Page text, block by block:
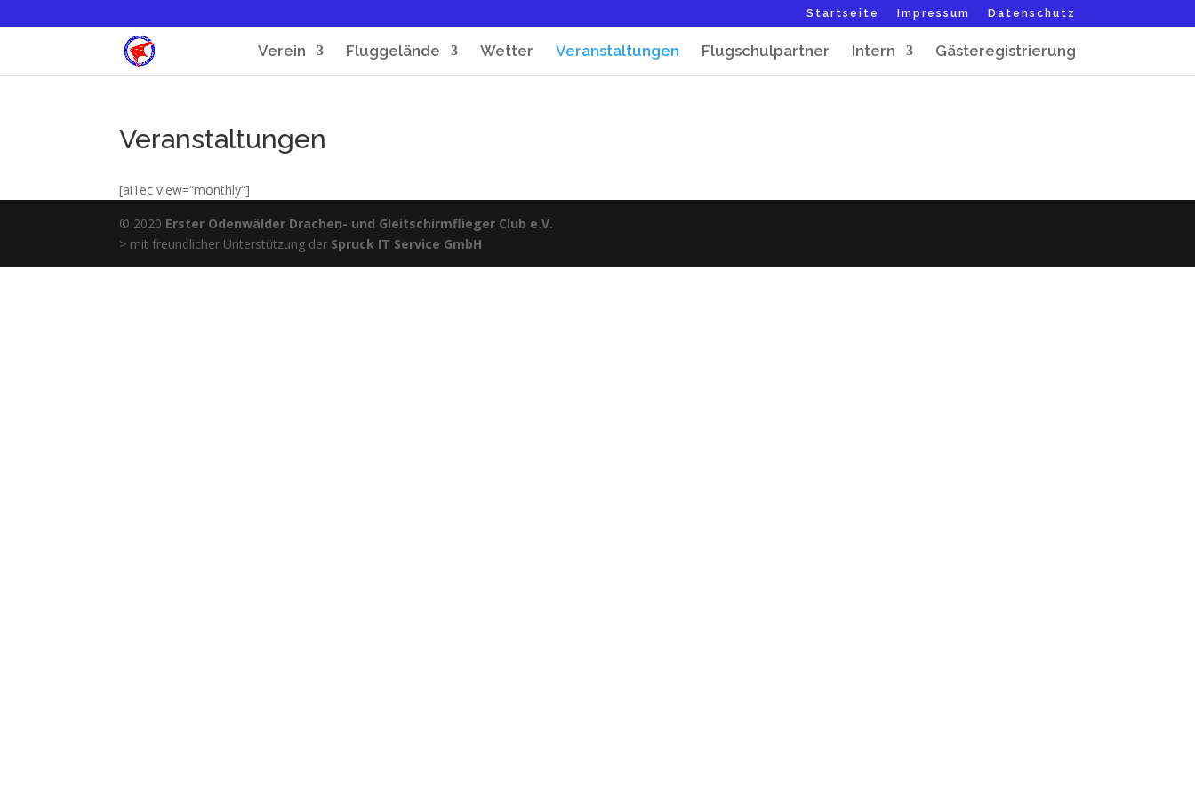
Startseite Impressum Datenschutz
Verein Fluggelände Wetter Veranstaltungen Flugschulpartner Intern Gästeregistrierung
Veranstaltungen
[ai1ec view=“monthly“]
© 2020 Erster Odenwälder Drachen- und Gleitschirmflieger Club e.V.
> mit freundlicher Unterstützung der Spruck IT Service GmbH